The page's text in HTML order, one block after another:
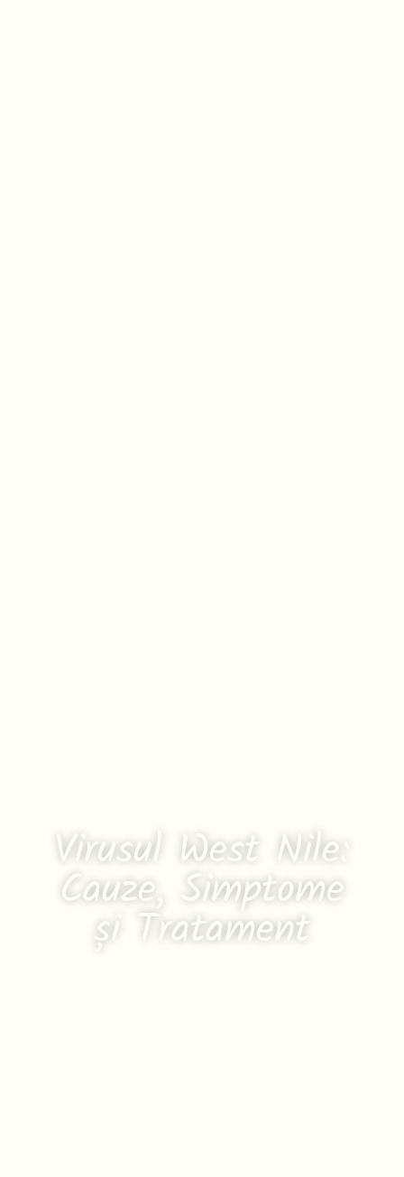
Virusul West Nile:
Cauze, Simptome
și Tratament